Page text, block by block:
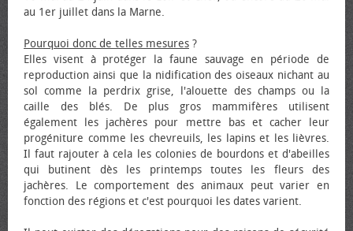
au 1er juillet dans la Marne.
Pourquoi donc de telles mesures ?
Elles visent à protéger la faune sauvage en période de
reproduction ainsi que la nidification des oiseaux nichant au
sol comme la perdrix grise, l'alouette des champs ou la
caille des blés. De plus gros mammifères utilisent
également les jachères pour mettre bas et cacher leur
progéniture comme les chevreuils, les lapins et les lièvres.
Il faut rajouter à cela les colonies de bourdons et d'abeilles
qui butinent dès les printemps toutes les fleurs des
jachères. Le comportement des animaux peut varier en
fonction des régions et c'est pourquoi les dates varient.